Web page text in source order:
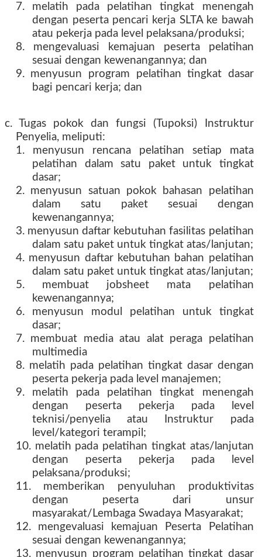
7. melatih pada pelatihan tingkat menengah
dengan peserta pencari kerja SLTA ke bawah
atau pekerja pada level pelaksana/produksi;
8. mengevaluasi kemajuan peserta pelatihan
sesuai dengan kewenangannya; dan
9. menyusun program pelatihan tingkat dasar
bagi pencari kerja; dan
c. Tugas pokok dan fungsi (Tupoksi) Instruktur
Penyelia, meliputi:
1. menyusun rencana pelatihan setiap mata
pelatihan dalam satu paket untuk tingkat
dasar;
2. menyusun satuan pokok bahasan pelatihan
dalam satu paket sesuai dengan
kewenangannya;
3. menyusun daftar kebutuhan fasilitas pelatihan
dalam satu paket untuk tingkat atas/lanjutan;
4. menyusun daftar kebutuhan bahan pelatihan
dalam satu paket untuk tingkat atas/lanjutan;
5. membuat jobsheet mata pelatihan
kewenangannya;
6. menyusun modul pelatihan untuk tingkat
dasar;
7. membuat media atau alat peraga pelatihan
multimedia
8. melatih pada pelatihan tingkat dasar dengan
peserta pekerja pada level manajemen;
9. melatih pada pelatihan tingkat menengah
dengan peserta pekerja pada level
teknisi/penyelia atau Instruktur pada
level/kategori terampil;
10. melatih pada pelatihan tingkat atas/lanjutan
dengan peserta pekerja pada level
pelaksana/produksi;
11. memberikan penyuluhan produktivitas
dengan peserta dari unsur
masyarakat/Lembaga Swadaya Masyarakat;
12. mengevaluasi kemajuan Peserta Pelatihan
sesuai dengan kewenangannya;
13. menyusun program pelatihan tingkat dasar